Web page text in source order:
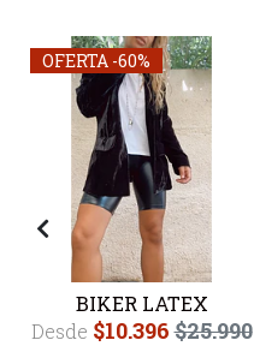
OFERTA -60%
BIKER LATEX
Desde $10.396$25.990